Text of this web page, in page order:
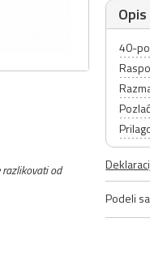
od
Opis
40-
Podeli